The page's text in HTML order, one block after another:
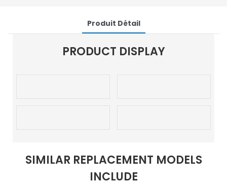
Produit Détail
PRODUCT DISPLAY
SIMILAR REPLACEMENT MODELS
INCLUDE